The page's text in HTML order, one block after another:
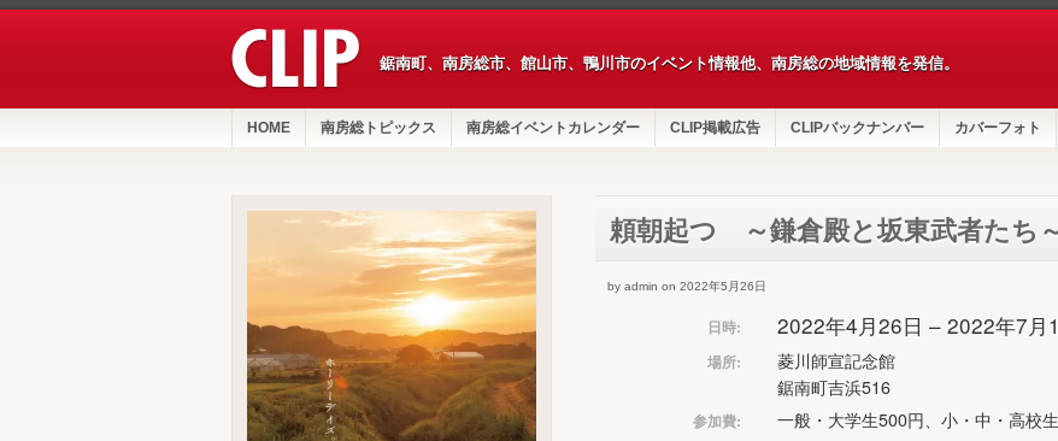
鋸南町、南房総市、館山市、鴨川市のイベント情報他、南房総の地域情報を発信。
HOME 南房総トピックス 南房総イベントカレンダー CLIP掲載広告 CLIPバックナンバー カバーフォト
頼朝起つ ～鎌倉殿と坂東武者たち
by admin on 2022年5月26日
日時: 2022年4月26日 – 2022年7月
場所:
菱川師宣記念館
鋸南町吉浜516
参加費: 一般・大学生500円、小・中・高校